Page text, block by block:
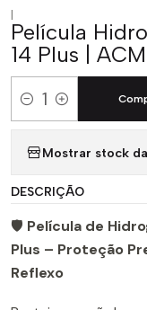
|
Película
14 Plus |
Quantidade
Mostrar stock
DESCRIÇÃO
🛡️ Película de
Plus – Proteção
Reflexo